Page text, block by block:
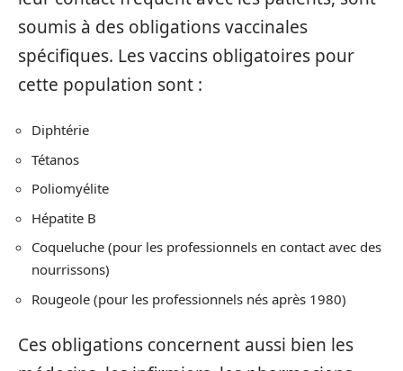
soumis à des obligations vaccinales
spécifiques. Les vaccins obligatoires pour
cette population sont :
Diphtérie
Tétanos
Poliomyélite
Hépatite B
Coqueluche (pour les professionnels en contact avec des
nourrissons)
Rougeole (pour les professionnels nés après 1980)
Ces obligations concernent aussi bien les